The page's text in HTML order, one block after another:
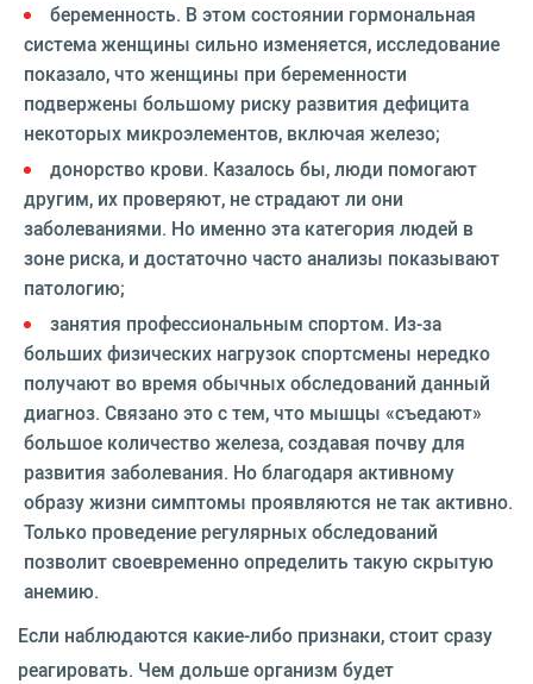
беременность. В этом состоянии гормональная
система женщины сильно изменяется, исследование
показало, что женщины при беременности
подвержены большому риску развития дефицита
некоторых микроэлементов, включая железо;
донорство крови. Казалось бы, люди помогают
другим, их проверяют, не страдают ли они
заболеваниями. Но именно эта категория людей в
зоне риска, и достаточно часто анализы показывают
патологию;
занятия профессиональным спортом. Из-за
больших физических нагрузок спортсмены нередко
получают во время обычных обследований данный
диагноз. Связано это с тем, что мышцы «съедают»
большое количество железа, создавая почву для
развития заболевания. Но благодаря активному
образу жизни симптомы проявляются не так активно.
Только проведение регулярных обследований
позволит своевременно определить такую скрытую
анемию.
Если наблюдаются какие-либо признаки, стоит сразу
реагировать. Чем дольше организм будет